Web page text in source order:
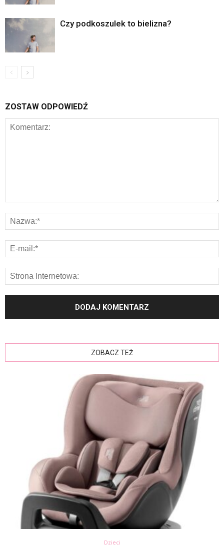
Czy podkoszulek to bielizna?
ZOSTAW ODPOWIEDŹ
ZOBACZ TEŻ
Dzieci